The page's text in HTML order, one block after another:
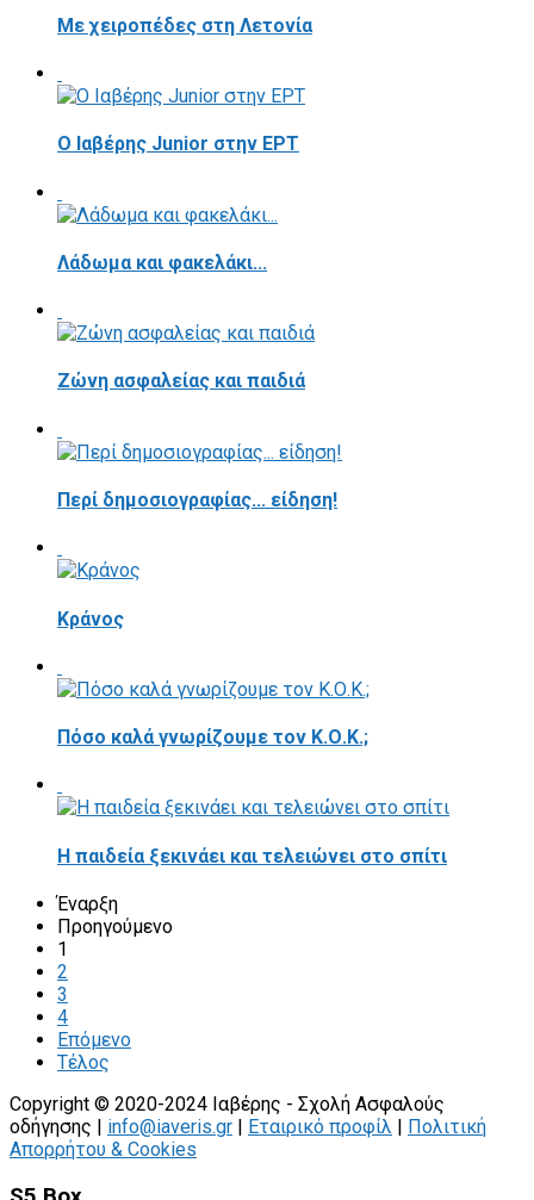
Με χειροπέδες στη Λετονία
Ο Ιαβέρης Junior στην ΕΡΤ
Λάδωμα και φακελάκι...
Ζώνη ασφαλείας και παιδιά
Περί δημοσιογραφίας... είδηση!
Κράνος
Πόσο καλά γνωρίζουμε τον Κ.Ο.Κ.;
Η παιδεία ξεκινάει και τελειώνει στο σπίτι
Έναρξη
Προηγούμενο
1
2
3
4
Επόμενο
Τέλος
Copyright © 2020-2024 Ιαβέρης - Σχολή Ασφαλούς
οδήγησης | info@iaveris.gr | Εταιρικό προφίλ | Πολιτική
Απορρήτου & Cookies